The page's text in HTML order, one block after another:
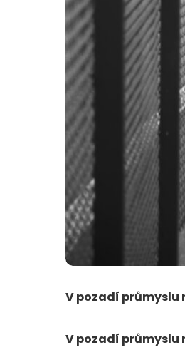
V pozadí průmyslu
V pozadí průmyslu